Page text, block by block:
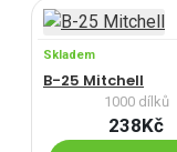
Skladem
B-25 Mitchell
1000 dílků
238Kč